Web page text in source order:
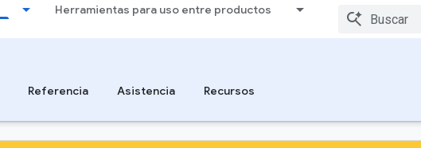
Herramientas para uso entre productos
Referencia Asistencia Recursos